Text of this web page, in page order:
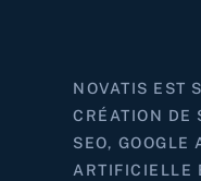
NOVATIS EST
CRÉATION DE
SEO, GOOGLE
ARTIFICIELLE